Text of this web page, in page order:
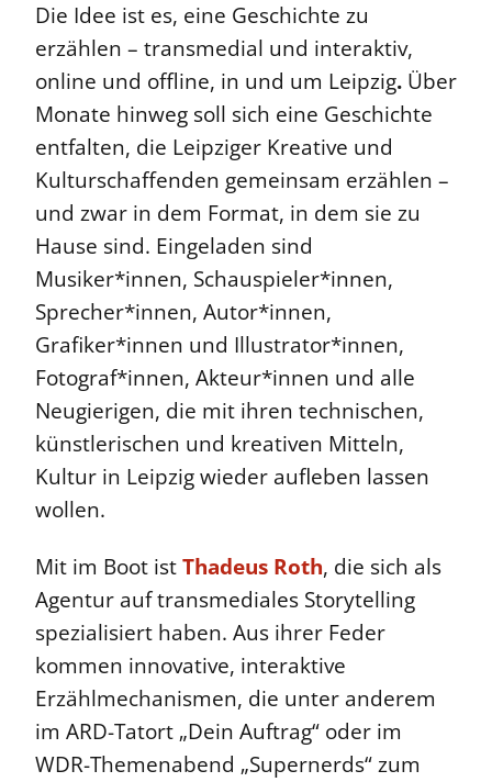
Die Idee ist es, eine Geschichte zu
erzählen – transmedial und interaktiv,
online und offline, in und um Leipzig. Über
Monate hinweg soll sich eine Geschichte
entfalten, die Leipziger Kreative und
Kulturschaffenden gemeinsam erzählen –
und zwar in dem Format, in dem sie zu
Hause sind. Eingeladen sind
Musiker*innen, Schauspieler*innen,
Sprecher*innen, Autor*innen,
Grafiker*innen und Illustrator*innen,
Fotograf*innen, Akteur*innen und alle
Neugierigen, die mit ihren technischen,
künstlerischen und kreativen Mitteln,
Kultur in Leipzig wieder aufleben lassen
wollen.
Mit im Boot istThadeus Roth, die sich als
Agentur auf transmediales Storytelling
spezialisiert haben. Aus ihrer Feder
kommen innovative, interaktive
Erzählmechanismen, die unter anderem
im ARD-Tatort „Dein Auftrag“ oder im
WDR-Themenabend „Supernerds“ zum